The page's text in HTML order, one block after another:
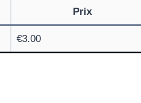
Prix
€3.00